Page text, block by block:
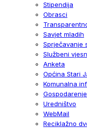
Stipendija
Obrasci
Savjet mladih
Sprječavanje
Službeni
Anketa
Općina Stari
Komunalna
Uredništvo
WebMail
Reciklažno